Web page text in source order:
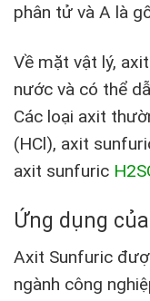
phân tử và A là
Về mặt vật lý,
nước và có thể
Các loại axit
(HCl), axit
axit sunfuric
Ứng dụng
Axit Sunfuric
ngành công